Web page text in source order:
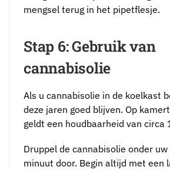
mengsel terug in het pipetflesje.
Stap 6: Gebruik van
cannabisolie
Als u cannabisolie in de koelkast
deze jaren goed blijven. Op
geldt een houdbaarheid van circa
Druppel de cannabisolie onder
minuut door. Begin altijd met een